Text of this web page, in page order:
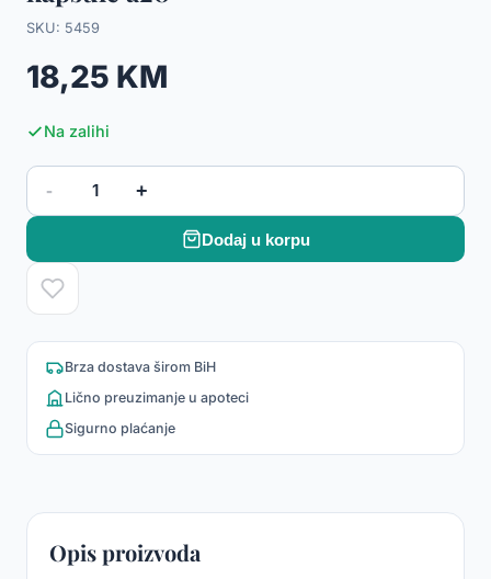
SKU: 5459
18,25 KM
Na zalihi
- 1 +
Dodaj u korpu
Brza dostava širom BiH
Lično preuzimanje u apoteci
Sigurno plaćanje
Opis proizvoda